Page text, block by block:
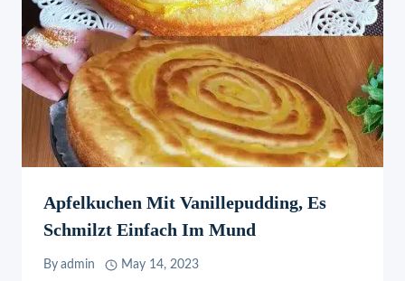
Apfelkuchen Mit Vanillepudding, Es
Schmilzt Einfach Im Mund
By admin May 14, 2023